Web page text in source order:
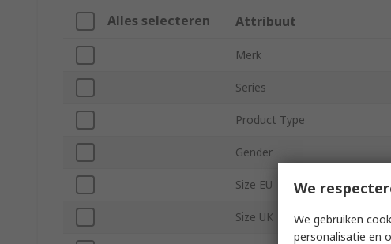
Alles selecteren Attribuut
Merk
Series
Product Type
Gender
Size EU
Size UK
We
We gebruiken
personalisatie en